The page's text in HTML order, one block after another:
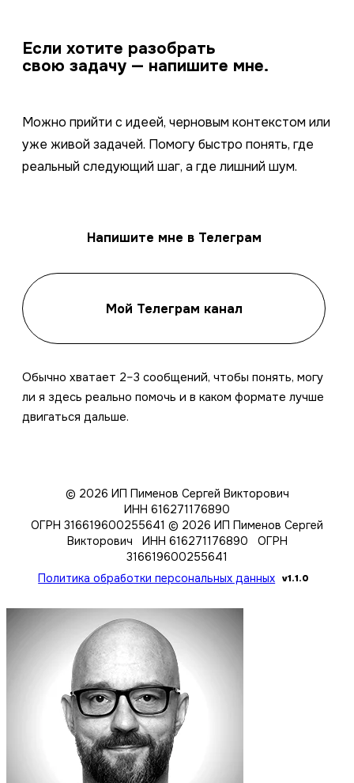
Если хотите разобрать
свою задачу — напишите мне.
Можно прийти с идеей, черновым контекстом или
уже живой задачей. Помогу быстро понять, где
реальный следующий шаг, а где лишний шум.
Напишите мне в Телеграм
Мой Телеграм канал
Обычно хватает 2–3 сообщений, чтобы понять, могу
ли я здесь реально помочь и в каком формате лучше
двигаться дальше.
© 2026 ИП Пименов Сергей Викторович
ИНН 616271176890
ОГРН 316619600255641 © 2026 ИП Пименов Сергей
Викторович ИНН 616271176890 ОГРН
316619600255641
Политика обработки персональных данных v1.1.0